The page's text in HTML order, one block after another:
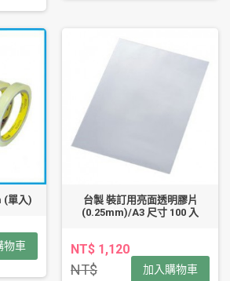
(單入)
物車
台製 裝訂用亮面透明膠片
(0.25mm)/A3 尺寸 100 入
NT$ 1,120
NT$
加入購物車